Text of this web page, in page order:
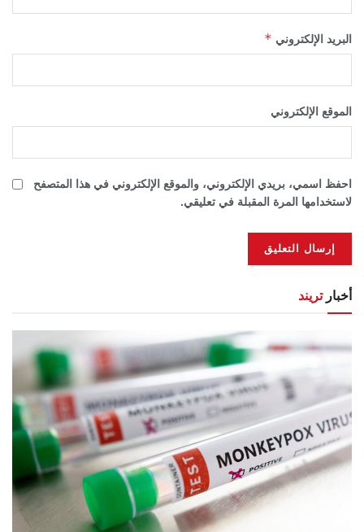
البريد الإلكتروني *
الموقع الإلكتروني
احفظ اسمي، بريدي الإلكتروني، والموقع الإلكتروني في هذا المتصفح
لاستخدامها المرة المقبلة في تعليقي.
أخبارتريند